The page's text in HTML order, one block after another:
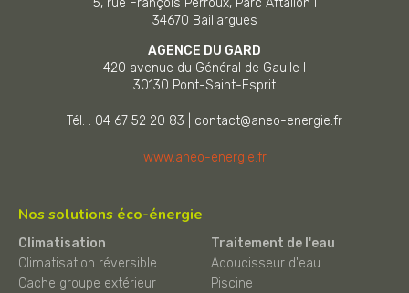
5, rue François Perroux, Parc Aftalion I
34670 Baillargues
AGENCE DU GARD
420 avenue du Général de Gaulle I
30130 Pont-Saint-Esprit
Tél. : 04 67 52 20 83 contact@aneo-energie.fr
www.aneo-energie.fr
Nos solutions éco-énergie
Climatisation
Climatisation réversible
Cache groupe extérieur
Traitement de l'eau
Adoucisseur d'eau
Piscine